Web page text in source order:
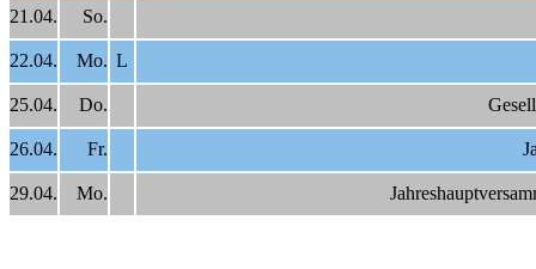
21.04. So.
22.04. Mo. L
25.04. Do.
26.04. Fr.
29.04. Mo.